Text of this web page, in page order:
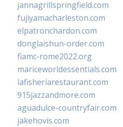
jannagrillspringfield.com
fujiyamacharleston.com
elpatronchardon.com
donglaishun-order.com
fiamc-rome2022.org
mariceworldessentials.com
lafisheriarestaurant.com
915jazzandmore.com
aguadulce-countryfair.com
jakehovis.com